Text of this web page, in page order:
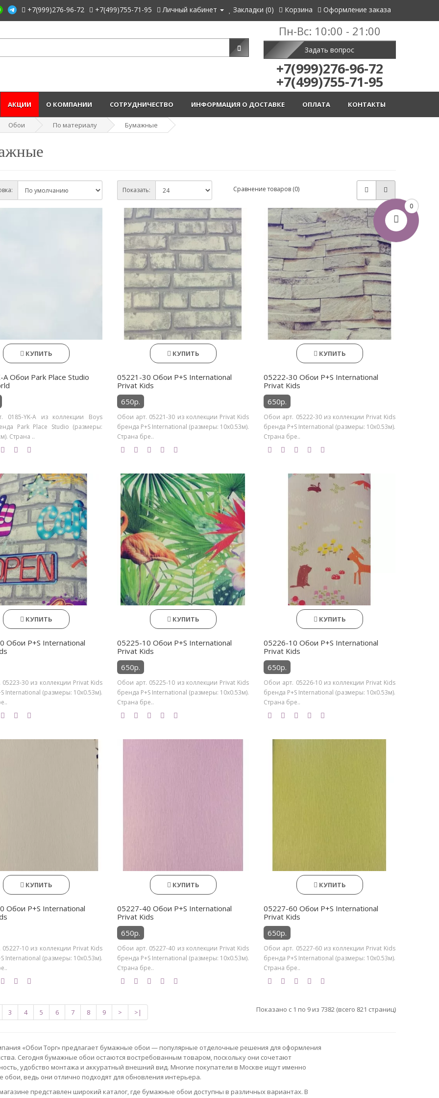
0
+7(999)276-96-72 +7(499)755-71-95 Личный кабинет Закладки (0) Корзина Оформление заказа
Пн-Вс: 10:00 - 21:00
Задать вопрос
+7(999)276-96-72
+7(499)755-71-95
КОНТАКТЫ
ОПЛАТА
ИНФОРМАЦИЯ О ДОСТАВКЕ
СОТРУДНИЧЕСТВО
О КОМПАНИИ
АКЦИИ
Обои По материалу Бумажные
Показать: Сравнение товаров (0)
КУПИТЬ
A Обои Park Place Studio
0185-YK-A из коллекции Boys
Park Place Studio (размеры:
Страна ..
КУПИТЬ
05221-30 Обои P+S International
Privat Kids
650р.
Обои арт. 05221-30 из коллекции Privat Kids
бренда P+S International (размеры: 10х0.53м).
Страна бре..
КУПИТЬ
05222-30 Обои P+S International
Privat Kids
650р.
Обои арт. 05222-30 из коллекции Privat Kids
бренда P+S International (размеры: 10х0.53м).
Страна бре..
КУПИТЬ
Обои P+S International
30 из коллекции Privat Kids
International (размеры: 10х0.53м).
КУПИТЬ
05225-10 Обои P+S International
Privat Kids
650р.
Обои арт. 05225-10 из коллекции Privat Kids
бренда P+S International (размеры: 10х0.53м).
Страна бре..
КУПИТЬ
05226-10 Обои P+S International
Privat Kids
650р.
Обои арт. 05226-10 из коллекции Privat Kids
бренда P+S International (размеры: 10х0.53м).
Страна бре..
КУПИТЬ
Обои P+S International
10 из коллекции Privat Kids
International (размеры: 10х0.53м).
КУПИТЬ
05227-40 Обои P+S International
Privat Kids
650р.
Обои арт. 05227-40 из коллекции Privat Kids
бренда P+S International (размеры: 10х0.53м).
Страна бре..
КУПИТЬ
05227-60 Обои P+S International
Privat Kids
650р.
Обои арт. 05227-60 из коллекции Privat Kids
бренда P+S International (размеры: 10х0.53м).
Страна бре..
3 4 5 6 7 8 9 > >| Показано с 1 по 9 из 7382 (всего 821 страниц)
«Обои Торг» предлагает бумажные обои — популярные отделочные решения для оформления
Сегодня бумажные обои остаются востребованным товаром, поскольку они сочетают
удобство монтажа и аккуратный внешний вид. Многие покупатели в Москве ищут именно
обои, ведь они отлично подходят для обновления интерьера.
представлен широкий каталог, где бумажные обои доступны в различных вариантах. В